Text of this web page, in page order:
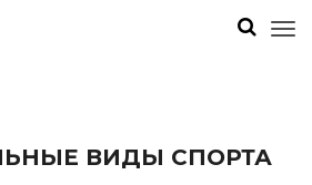
ВИДЫ СПОРТА